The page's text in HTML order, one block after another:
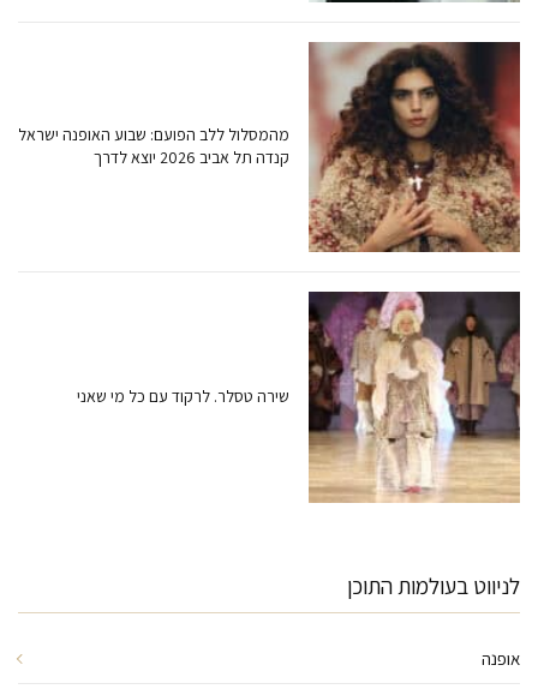
מהמסלול ללב הפועם: שבוע האופנה ישראל
קנדה תל אביב 2026 יוצא לדרך
שירה טסלר. לרקוד עם כל מי שאני
לניווט בעולמות התוכן
אופנה